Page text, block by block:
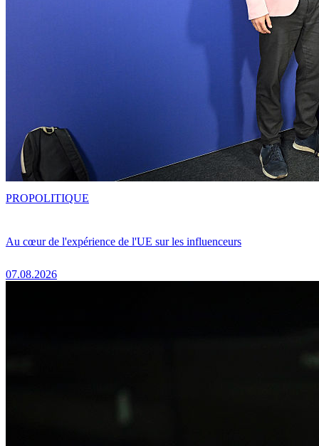
Au cœur de l'expérience de l'UE sur les influenceurs
07.08.2026
PROPOLITIQUE